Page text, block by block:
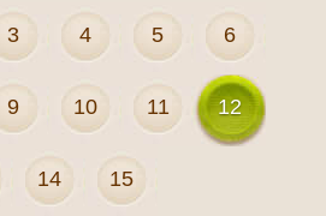
3 4 5 6
9 10 11 12
14 15